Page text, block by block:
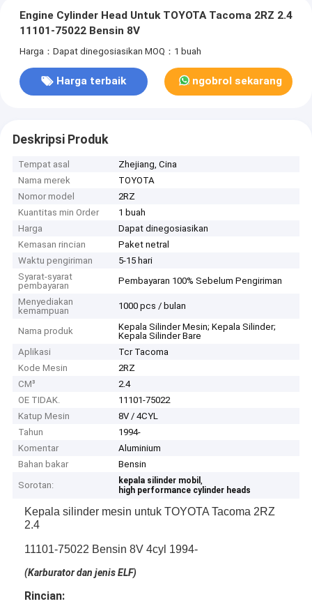
Engine Cylinder Head Untuk TOYOTA Tacoma 2RZ 2.4
11101-75022 Bensin 8V
Harga：Dapat dinegosiasikan MOQ：1 buah
Harga terbaik ngobrol sekarang
Deskripsi Produk
Tempat asal
Zhejiang, Cina
Nama merek
TOYOTA
Nomor model
2RZ
Kuantitas min Order
1 buah
Harga
Dapat dinegosiasikan
Kemasan rincian
Paket netral
Waktu pengiriman
5-15 hari
Syarat-syarat
pembayaran
Pembayaran 100% Sebelum Pengiriman
Menyediakan
kemampuan
1000 pcs / bulan
Nama produk
Kepala Silinder Mesin; Kepala Silinder;
Kepala Silinder Bare
Aplikasi
Tcr Tacoma
Kode Mesin
2RZ
CM³
2.4
OE TIDAK.
11101-75022
Katup Mesin
8V / 4CYL
Tahun
1994-
Komentar
Aluminium
Bahan bakar
Bensin
Sorotan:
kepala silinder mobil,
high performance cylinder heads
Kepala silinder mesin untuk TOYOTA Tacoma 2RZ
2.4
11101-75022 Bensin 8V 4cyl 1994-
(Karburator dan jenis ELF)
Rincian: